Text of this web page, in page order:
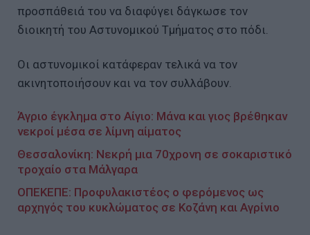
προσπάθειά του να διαφύγει δάγκωσε τον
διοικητή του Αστυνομικού Τμήματος στο πόδι.
Οι αστυνομικοί κατάφεραν τελικά να τον
ακινητοποιήσουν και να τον συλλάβουν.
Άγριο έγκλημα στο Αίγιο: Μάνα και γιος βρέθηκαν
νεκροί μέσα σε λίμνη αίματος
Θεσσαλονίκη: Νεκρή μια 70χρονη σε σοκαριστικό
τροχαίο στα Μάλγαρα
ΟΠΕΚΕΠΕ: Προφυλακιστέος ο φερόμενος ως
αρχηγός του κυκλώματος σε Κοζάνη και Αγρίνιο